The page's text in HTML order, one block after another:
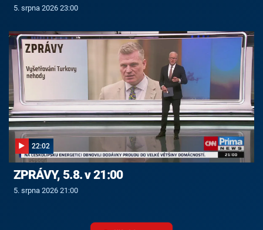
5. srpna 2026 23:00
22:02
ZPRÁVY, 5.8. v 21:00
5. srpna 2026 21:00